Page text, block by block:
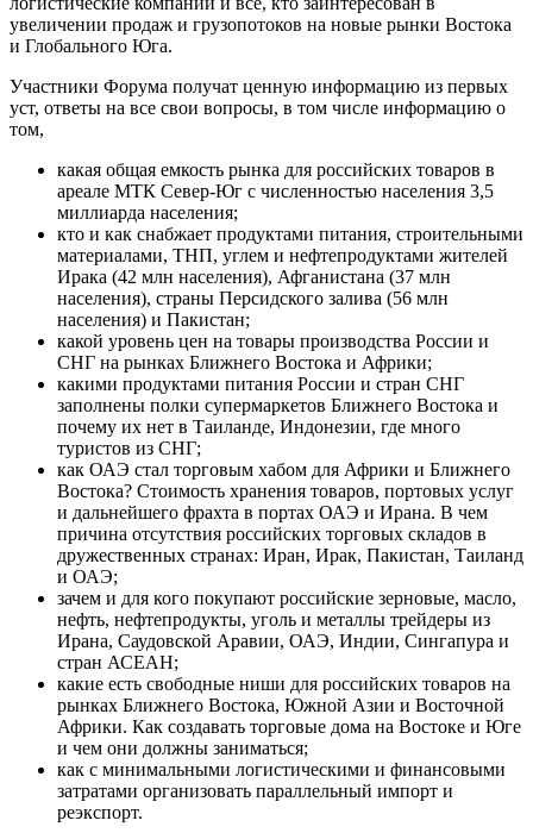
увеличении продаж и грузопотоков на новые рынки Востока
и Глобального Юга.
Участники Форума получат ценную информацию из первых
уст, ответы на все свои вопросы, в том числе информацию о
том,
какая общая емкость рынка для российских товаров в
ареале МТК Север-Юг с численностью населения 3,5
миллиарда населения;
кто и как снабжает продуктами питания, строительными
материалами, ТНП, углем и нефтепродуктами жителей
Ирака (42 млн населения), Афганистана (37 млн
населения), страны Персидского залива (56 млн
населения) и Пакистан;
какой уровень цен на товары производства России и
СНГ на рынках Ближнего Востока и Африки;
какими продуктами питания России и стран СНГ
заполнены полки супермаркетов Ближнего Востока и
почему их нет в Таиланде, Индонезии, где много
туристов из СНГ;
как ОАЭ стал торговым хабом для Африки и Ближнего
Востока? Стоимость хранения товаров, портовых услуг
и дальнейшего фрахта в портах ОАЭ и Ирана. В чем
причина отсутствия российских торговых складов в
дружественных странах: Иран, Ирак, Пакистан, Таиланд
и ОАЭ;
зачем и для кого покупают российские зерновые, масло,
нефть, нефтепродукты, уголь и металлы трейдеры из
Ирана, Саудовской Аравии, ОАЭ, Индии, Сингапура и
стран АСЕАН;
какие есть свободные ниши для российских товаров на
рынках Ближнего Востока, Южной Азии и Восточной
Африки. Как создавать торговые дома на Востоке и Юге
и чем они должны заниматься;
как с минимальными логистическими и финансовыми
затратами организовать параллельный импорт и
реэкспорт.